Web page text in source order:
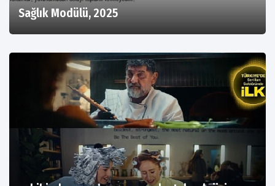
Sağlık Modülü, 2025